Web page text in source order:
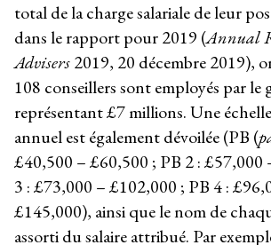
total de la charge salariale de leur
dans le rapport pour 2019 (Annual
Advisers2019, 20 décembre 2019),
108 conseillers sont employés par le
représentant £7 millions. Une
annuel est également dévoilée (PB (
£40,500 – £60,500 ; PB 2 : £57,000
3 : £73,000 – £102,000 ; PB 4 :
£145,000), ainsi que le nom de
assorti du salaire attribué. Par